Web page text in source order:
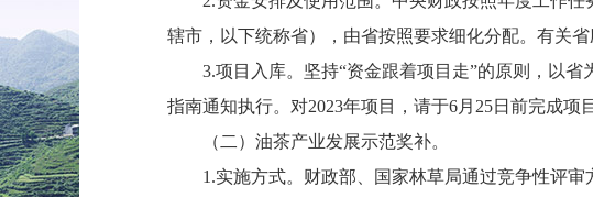
辖市，以下统称省），由省按照要求细化分配。有关
3.项目入库。坚持“资金跟着项目走”的原则，以
指南通知执行。对2023年项目，请于6月25日前完成项
（二）油茶产业发展示范奖补。
1.实施方式。财政部、国家林草局通过竞争性评